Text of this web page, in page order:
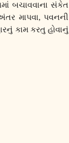
બચાવવાના સંકેત
માપવા,પવનની
કામ કરતુ હોવાનું